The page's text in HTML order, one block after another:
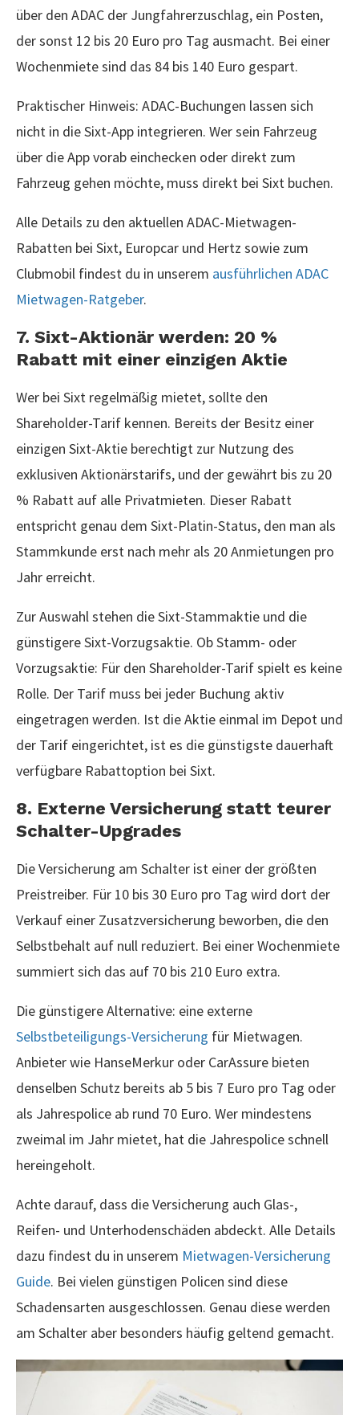
über den ADAC der Jungfahrerzuschlag, ein Posten,
der sonst 12 bis 20 Euro pro Tag ausmacht. Bei einer
Wochenmiete sind das 84 bis 140 Euro gespart.
Praktischer Hinweis: ADAC-Buchungen lassen sich
nicht in die Sixt-App integrieren. Wer sein Fahrzeug
über die App vorab einchecken oder direkt zum
Fahrzeug gehen möchte, muss direkt bei Sixt buchen.
Alle Details zu den aktuellen ADAC-Mietwagen-
Rabatten bei Sixt, Europcar und Hertz sowie zum
Clubmobil findest du in unserem ausführlichen ADAC
Mietwagen-Ratgeber.
7. Sixt-Aktionär werden: 20 %
Rabatt mit einer einzigen Aktie
Wer bei Sixt regelmäßig mietet, sollte den
Shareholder-Tarif kennen. Bereits der Besitz einer
einzigen Sixt-Aktie berechtigt zur Nutzung des
exklusiven Aktionärstarifs, und der gewährt bis zu 20
% Rabatt auf alle Privatmieten. Dieser Rabatt
entspricht genau dem Sixt-Platin-Status, den man als
Stammkunde erst nach mehr als 20 Anmietungen pro
Jahr erreicht.
Zur Auswahl stehen die Sixt-Stammaktie und die
günstigere Sixt-Vorzugsaktie. Ob Stamm- oder
Vorzugsaktie: Für den Shareholder-Tarif spielt es keine
Rolle. Der Tarif muss bei jeder Buchung aktiv
eingetragen werden. Ist die Aktie einmal im Depot und
der Tarif eingerichtet, ist es die günstigste dauerhaft
verfügbare Rabattoption bei Sixt.
8. Externe Versicherung statt teurer
Schalter-Upgrades
Die Versicherung am Schalter ist einer der größten
Preistreiber. Für 10 bis 30 Euro pro Tag wird dort der
Verkauf einer Zusatzversicherung beworben, die den
Selbstbehalt auf null reduziert. Bei einer Wochenmiete
summiert sich das auf 70 bis 210 Euro extra.
Die günstigere Alternative: eine externe
Selbstbeteiligungs-Versicherung für Mietwagen.
Anbieter wie HanseMerkur oder CarAssure bieten
denselben Schutz bereits ab 5 bis 7 Euro pro Tag oder
als Jahrespolice ab rund 70 Euro. Wer mindestens
zweimal im Jahr mietet, hat die Jahrespolice schnell
hereingeholt.
Achte darauf, dass die Versicherung auch Glas-,
Reifen- und Unterhodenschäden abdeckt. Alle Details
dazu findest du in unserem Mietwagen-Versicherung
Guide. Bei vielen günstigen Policen sind diese
Schadensarten ausgeschlossen. Genau diese werden
am Schalter aber besonders häufig geltend gemacht.